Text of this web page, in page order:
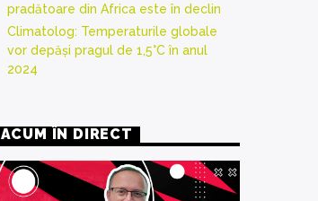
pradătoare din Africa este în declin
Climatolog: Temperaturile globale
vor depăși pragul de 1,5°C în anul
2024
ACUM ÎN DIRECT